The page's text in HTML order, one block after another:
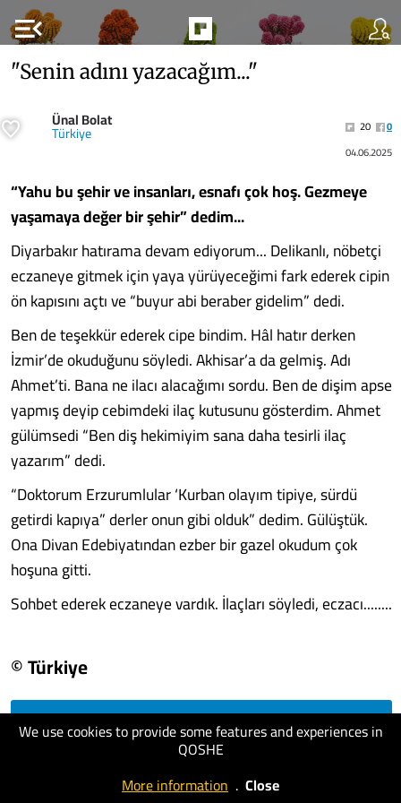
menu_open
We use cookies to provide some features and experiences in
QOSHE
More information . Close
"Senin adını yazacağım..."
Ünal Bolat
Türkiye 20
0
04.06.2025
“Yahu bu şehir ve insanları, esnafı çok hoş. Gezmeye
yaşamaya değer bir şehir” dedim...
Diyarbakır hatırama devam ediyorum... Delikanlı, nöbetçi
eczaneye gitmek için yaya yürüyeceğimi fark ederek cipin
ön kapısını açtı ve “buyur abi beraber gidelim” dedi.
Ben de teşekkür ederek cipe bindim. Hâl hatır derken
İzmir’de okuduğunu söyledi. Akhisar’a da gelmiş. Adı
Ahmet’ti. Bana ne ilacı alacağımı sordu. Ben de dişim apse
yapmış deyip cebimdeki ilaç kutusunu gösterdim. Ahmet
gülümsedi “Ben diş hekimiyim sana daha tesirli ilaç
yazarım” dedi.
“Doktorum Erzurumlular ‘Kurban olayım tipiye, sürdü
getirdi kapıya” derler onun gibi olduk” dedim. Gülüştük.
Ona Divan Edebiyatından ezber bir gazel okudum çok
hoşuna gitti.
Sohbet ederek eczaneye vardık. İlaçları söyledi, eczacı........
© Türkiye
visit website